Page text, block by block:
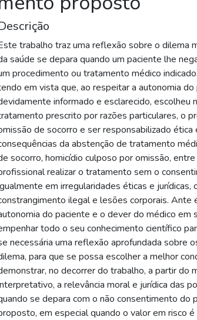
trabalho traz uma reflexão sobre o dilema
saúde se depara quando um paciente lhe
procedimento ou tratamento médico
em vista que, ao respeitar a autonomia
informado e esclarecido, escolheu
prescrito por razões particulares, o
de socorro e ser responsabilizado ética
da abstenção de tratamento
socorro, homicídio culposo por omissão,
realizar o tratamento sem o
em irregularidades éticas e jurídicas,
ilegal e lesões corporais. Ante
do paciente e o dever do médico em
todo o seu conhecimento científico
necessária uma reflexão aprofundada sobre
para que se possa escolher a melhor
no decorrer do trabalho, a partir do
a relevância moral e jurídica das
se depara com o não consentimento do
em especial quando o valor em risco